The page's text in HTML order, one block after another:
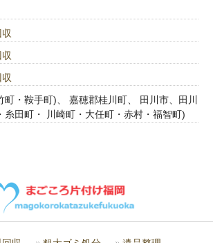
町・鞍手町)、 嘉穂郡桂川町、 田川市、田川
糸田町・ 川崎町・大任町・赤村・福智町)